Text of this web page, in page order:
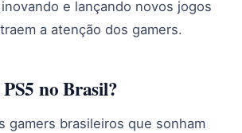
e lançando novos jogos
a atenção dos gamers.
no Brasil?
gamers brasileiros que sonham